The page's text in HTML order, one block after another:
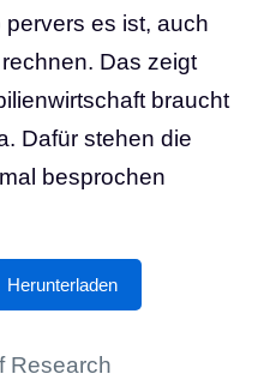
pervers es ist, auch
Das zeigt
braucht
Dafür stehen die
besprochen
Herunterladen
Research